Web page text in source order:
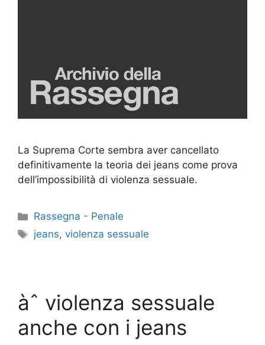
La Suprema Corte sembra aver cancellato
definitivamente la teoria dei jeans come prova
dell’impossibilità di violenza sessuale.
Categorie
Rassegna - Penale
Tag
jeans,violenza sessuale
àˆ violenza sessuale
anche con i jeans